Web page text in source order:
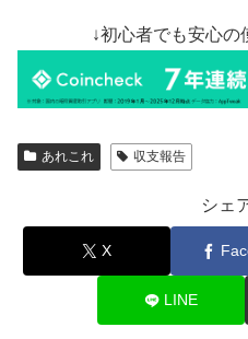
↓初心者でも安心の
あれこれ 収支報告
シェ
X
LINE